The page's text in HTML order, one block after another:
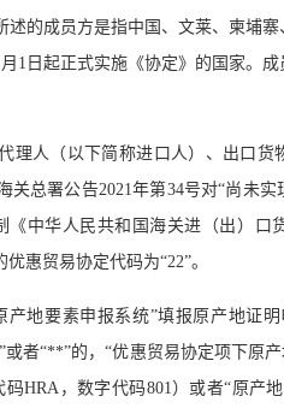
成员方是指中国、文莱、柬埔寨
1日起正式实施《协定》的国家。
人（以下简称进口人）、出口货
关总署公告2021年第34号对“尚未
《中华人民共和国海关进（出）口
惠贸易协定代码为“22”。
地要素申报系统”填报原产地证明
者“**”的，“优惠贸易协定项下原
HRA，数字代码801）或者“原产